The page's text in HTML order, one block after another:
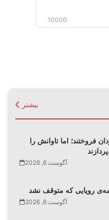
10000
بیشتر
فروختند؛ اما تاوانش را
آگوست 6, 2026
رویایی که متوقف نشد
آگوست 6, 2026